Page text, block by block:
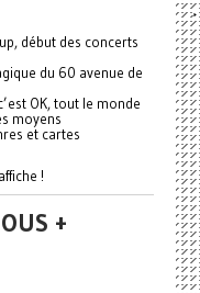
début des concerts
du 60 avenue de
OK, tout le monde
moyens
et cartes
!
+